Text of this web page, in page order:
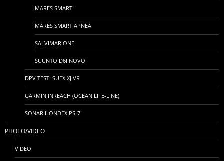
MARES SMART
MARES SMART APNEA
SALVIMAR ONE
SUUNTO D6I NOVO
DPV TEST: SUEX XJ VR
GARMIN INREACH (OCEAN LIFE-LINE)
SONAR HONDEX PS-7
PHOTO/VIDEO
VIDEO